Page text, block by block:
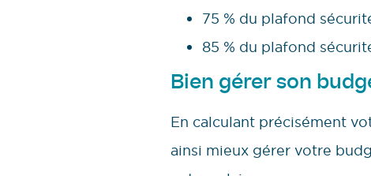
75 % du plafond
85 % du plafond
Bien gérer son
En calculant précisément
ainsi mieux gérer votre